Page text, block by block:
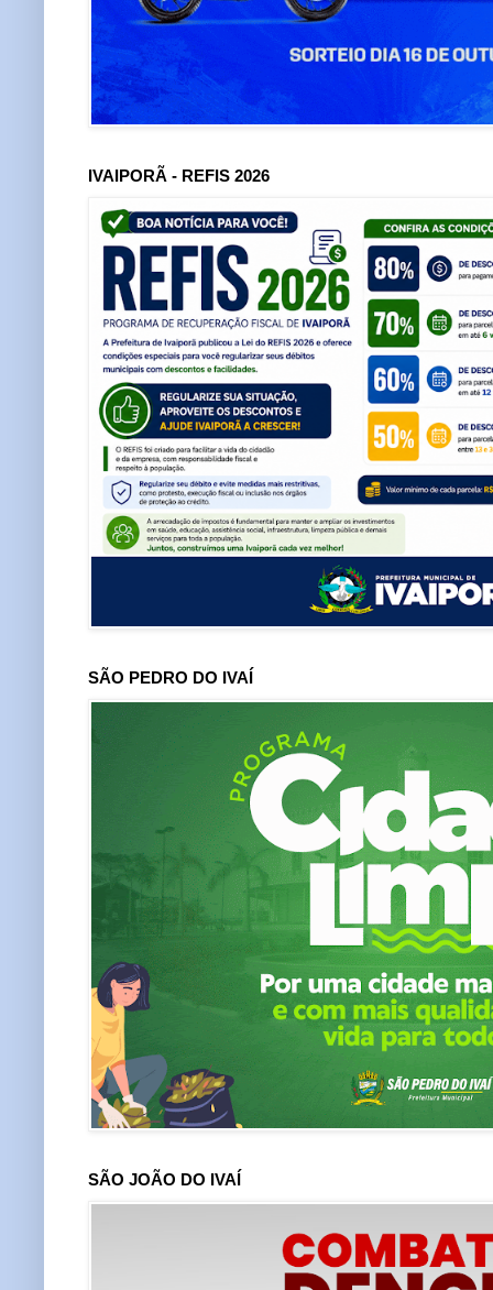
IVAIPORÃ - REFIS 2026
SÃO PEDRO DO IVAÍ
SÃO JOÃO DO IVAÍ